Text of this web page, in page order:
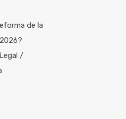
de la
/